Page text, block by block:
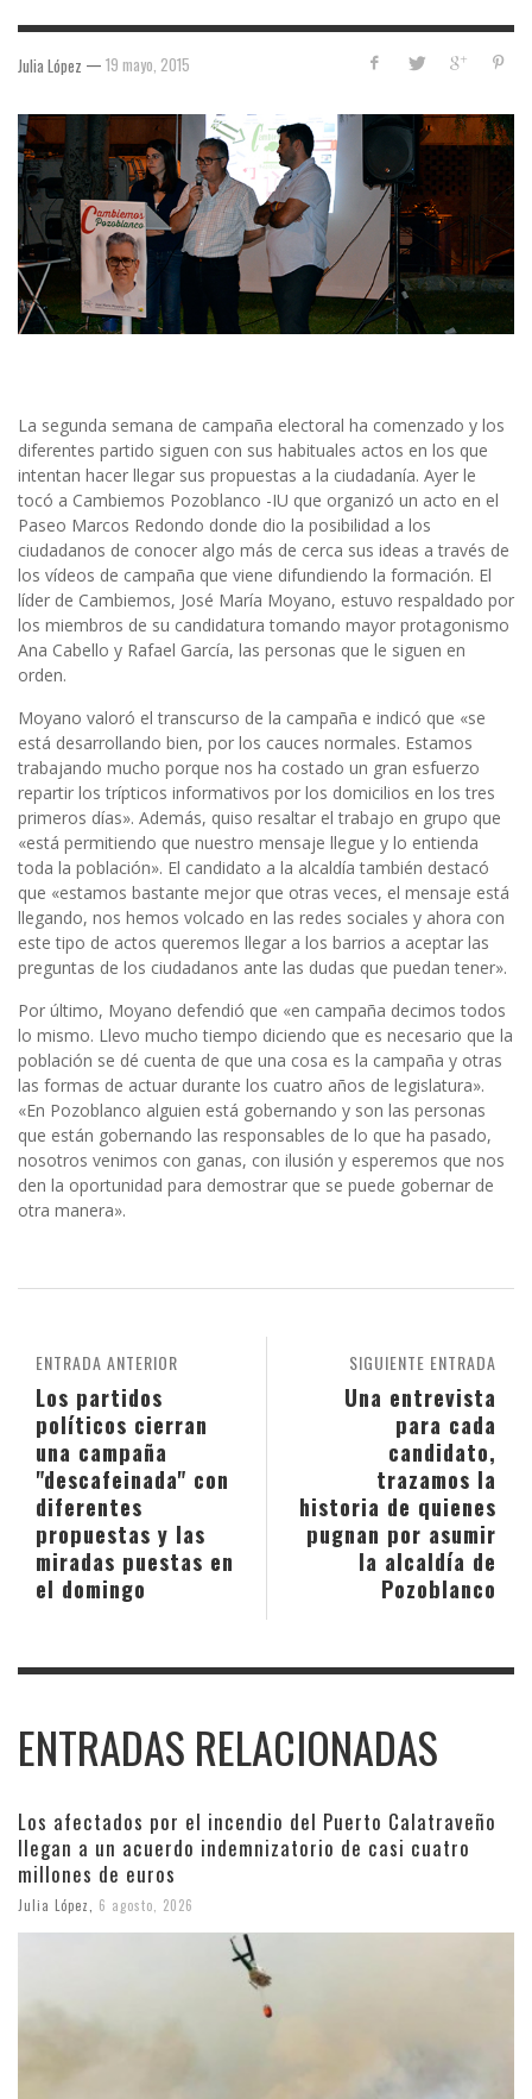
Julia López — 19 mayo, 2015
La segunda semana de campaña electoral ha comenzado y los
diferentes partido siguen con sus habituales actos en los que
intentan hacer llegar sus propuestas a la ciudadanía. Ayer le
tocó a Cambiemos Pozoblanco -IU que organizó un acto en el
Paseo Marcos Redondo donde dio la posibilidad a los
ciudadanos de conocer algo más de cerca sus ideas a través de
los vídeos de campaña que viene difundiendo la formación. El
líder de Cambiemos, José María Moyano, estuvo respaldado por
los miembros de su candidatura tomando mayor protagonismo
Ana Cabello y Rafael García, las personas que le siguen en
orden.
Moyano valoró el transcurso de la campaña e indicó que «se
está desarrollando bien, por los cauces normales. Estamos
trabajando mucho porque nos ha costado un gran esfuerzo
repartir los trípticos informativos por los domicilios en los tres
primeros días». Además, quiso resaltar el trabajo en grupo que
«está permitiendo que nuestro mensaje llegue y lo entienda
toda la población». El candidato a la alcaldía también destacó
que «estamos bastante mejor que otras veces, el mensaje está
llegando, nos hemos volcado en las redes sociales y ahora con
este tipo de actos queremos llegar a los barrios a aceptar las
preguntas de los ciudadanos ante las dudas que puedan tener».
Por último, Moyano defendió que «en campaña decimos todos
lo mismo. Llevo mucho tiempo diciendo que es necesario que la
población se dé cuenta de que una cosa es la campaña y otras
las formas de actuar durante los cuatro años de legislatura».
«En Pozoblanco alguien está gobernando y son las personas
que están gobernando las responsables de lo que ha pasado,
nosotros venimos con ganas, con ilusión y esperemos que nos
den la oportunidad para demostrar que se puede gobernar de
otra manera».
SIGUIENTE ENTRADA
Una entrevista
para cada
candidato,
trazamos la
historia de quienes
pugnan por asumir
la alcaldía de
Pozoblanco
ENTRADA ANTERIOR
Los partidos
políticos cierran
una campaña
"descafeinada" con
diferentes
propuestas y las
miradas puestas en
el domingo
ENTRADAS RELACIONADAS
Los afectados por el incendio del Puerto Calatraveño
llegan a un acuerdo indemnizatorio de casi cuatro
millones de euros
Julia López 6 agosto, 2026